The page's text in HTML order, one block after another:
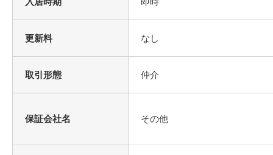
更新料 なし
取引形態 仲介
保証会社名 その他